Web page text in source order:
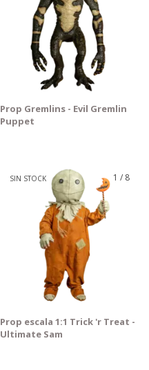
Prop Gremlins - Evil Gremlin
Puppet
1 / 8
SIN STOCK
Prop escala 1:1 Trick 'r Treat -
Ultimate Sam